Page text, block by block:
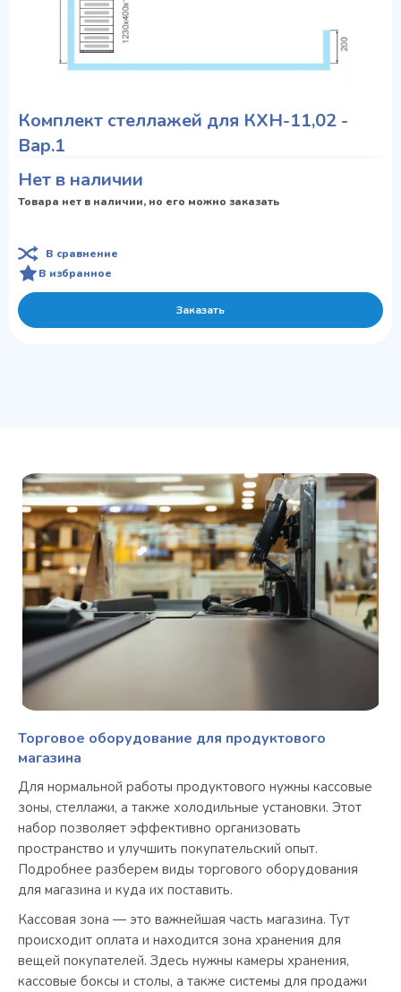
Комплект стеллажей для КХН-11,02 -
Вар.1
Нет в наличии
Товара нет в наличии, но его можно заказать
В сравнение
В избранное
Заказать
Торговое оборудование для продуктового
магазина
Для нормальной работы продуктового нужны кассовые
зоны, стеллажи, а также холодильные установки. Этот
набор позволяет эффективно организовать
пространство и улучшить покупательский опыт.
Подробнее разберем виды торгового оборудования
для магазина и куда их поставить.
Кассовая зона — это важнейшая часть магазина. Тут
происходит оплата и находится зона хранения для
вещей покупателей. Здесь нужны камеры хранения,
кассовые боксы и столы, а также системы для продажи